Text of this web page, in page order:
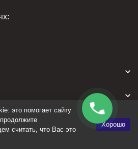
это помогает сайту
считать, что Вас это
Хорошо